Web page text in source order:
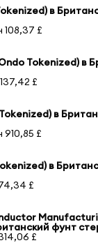
в
108,37 £
Tokenized) в
£
в
910,85 £
в
£
фунт
£